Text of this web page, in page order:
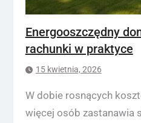
Energooszczędny
rachunki w praktyce
15 kwietnia, 2026
W dobie rosnących
więcej osób zastanawia